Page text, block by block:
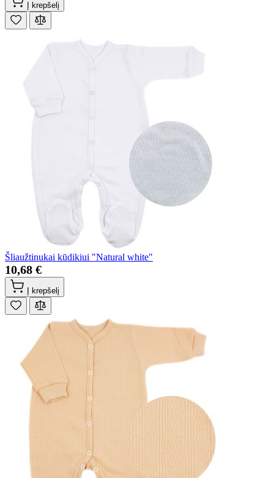
Į krepšelį
Šliaužtinukai kūdikiui "Natural white"
10,68 €
Į krepšelį